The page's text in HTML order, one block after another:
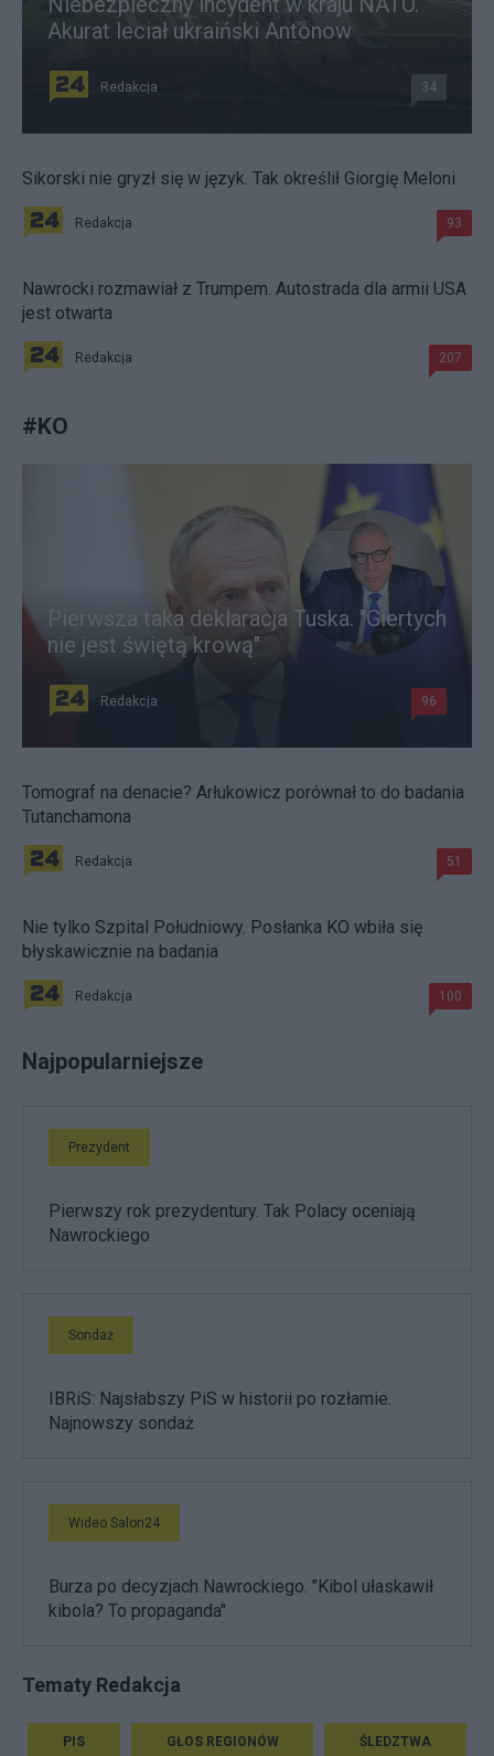
Akurat leciał ukraiński Antonow
Redakcja 34
Sikorski nie gryzł się w język. Tak określił Giorgię Meloni
Redakcja 93
Nawrocki rozmawiał z Trumpem. Autostrada dla armii USA
jest otwarta
Redakcja 207
#KO
Pierwsza taka deklaracja Tuska. "Giertych
nie jest świętą krową"
Redakcja 96
Tomograf na denacie? Arłukowicz porównał to do badania
Tutanchamona
Redakcja 51
Nie tylko Szpital Południowy. Posłanka KO wbiła się
błyskawicznie na badania
Redakcja 100
Najpopularniejsze
Prezydent
Pierwszy rok prezydentury. Tak Polacy oceniają
Nawrockiego
Sondaż
IBRiS: Najsłabszy PiS w historii po rozłamie.
Najnowszy sondaż
Wideo Salon24
Burza po decyzjach Nawrockiego. "Kibol ułaskawił
kibola? To propaganda"
Tematy Redakcja
PIS GŁOS REGIONÓW ŚLEDZTWA